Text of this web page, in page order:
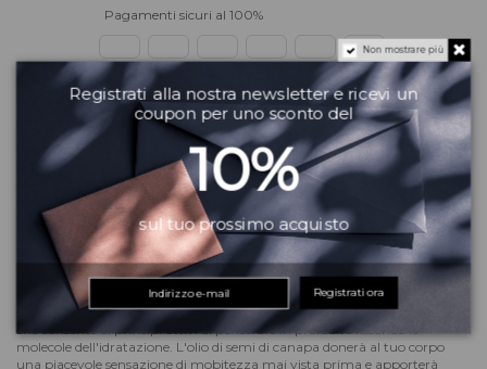
Pagamenti sicuri al 100%
Serve aiuto?
Vuoi altre informazioni? Dubbi? Contattaci ! Puoi anche scriverci su
WhatsAppil team del Matrix Beauty City ti risponderà quanto prima!
Descrizione
Sale marino e sandalo fanno di questo doccia gel non solo un'esperienza
sensoriale marchiataAustralian Gold, ma sono la componente essenziale
che consente ai principi attivi di penetrare in profodità fissando le
molecole dell'idratazione. L'olio di semi di canapa donerà al tuo corpo
una piacevole sensazione di mobitezza mai vista prima e apporterà
Non mostrare più
Registrati alla nostra newsletter e ricevi un
coupon per uno sconto del
10%
sul tuo prossimo acquisto
Registrati ora